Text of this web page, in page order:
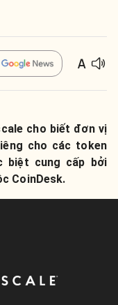
cho biết đơn vị
cho các token
biệt cung cấp bởi
CoinDesk.